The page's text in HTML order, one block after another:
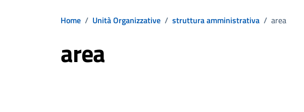
Home / Unità Organizzative / struttura amministrativa / area
area